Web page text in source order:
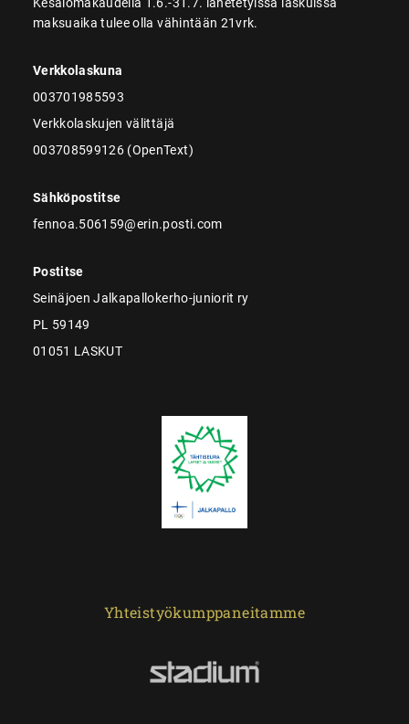
maksuaika tulee olla vähintään 21vrk.
Verkkolaskuna
003701985593
Verkkolaskujen välittäjä
003708599126 (OpenText)
Sähköpostitse
fennoa.506159@erin.posti.com
Postitse
Seinäjoen Jalkapallokerho-juniorit ry
PL 59149
01051 LASKUT
Yhteistyökumppaneitamme